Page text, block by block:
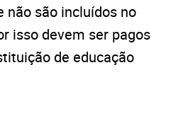
não são incluídos no
isso devem ser pagos
de educação